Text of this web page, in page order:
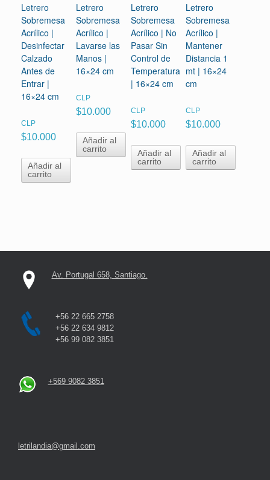
Letrero
Sobremesa
Acrílico |
Desinfectar
Calzado
Antes de
Entrar |
16×24 cm
CLP
$10.000
Añadir al
carrito
Letrero
Sobremesa
Acrílico |
Lavarse las
Manos |
16×24 cm
CLP
$10.000
Añadir al
carrito
Letrero
Sobremesa
Acrílico | No
Pasar Sin
Control de
Temperatura
| 16×24 cm
CLP
$10.000
Añadir al
carrito
Letrero
Sobremesa
Acrílico |
Mantener
Distancia 1
mt | 16×24
cm
CLP
$10.000
Añadir al
carrito
Av. Portugal 658, Santiago.
+56 22 665 2758
+56 22 634 9812
+56 99 082 3851
+569 9082 3851
letrilandia@gmail.com